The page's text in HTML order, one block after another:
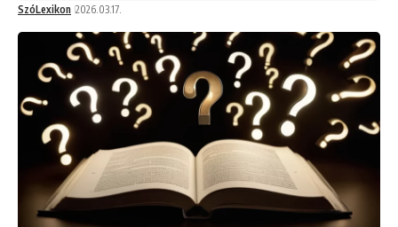
SzóLexikon 2026.03.17.